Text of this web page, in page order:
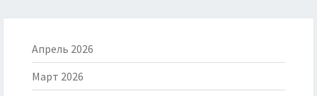
Апрель 2026
Март 2026